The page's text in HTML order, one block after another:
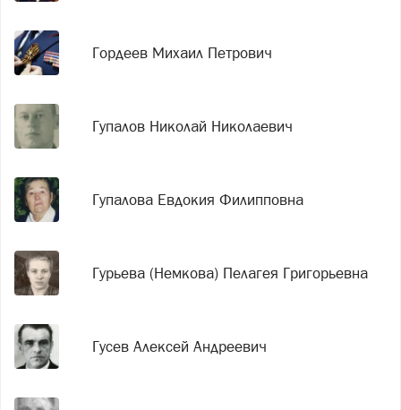
Гордеев Михаил Петрович
Гупалов Николай Николаевич
Гупалова Евдокия Филипповна
Гурьева (Немкова) Пелагея Григорьевна
Гусев Алексей Андреевич